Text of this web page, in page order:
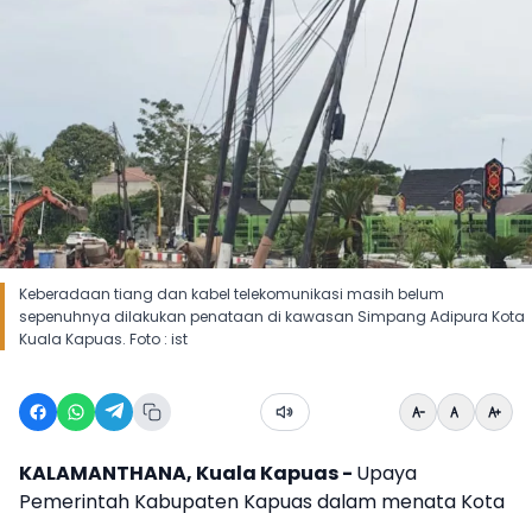
Keberadaan tiang dan kabel telekomunikasi masih belum
sepenuhnya dilakukan penataan di kawasan Simpang Adipura Kota
Kuala Kapuas. Foto : ist
KALAMANTHANA, Kuala Kapuas - Upaya
Pemerintah Kabupaten Kapuas dalam menata Kota